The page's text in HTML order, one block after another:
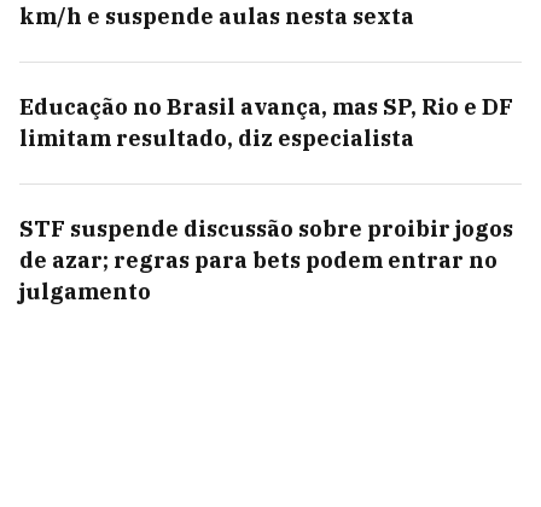
km/h e suspende aulas nesta sexta
Educação no Brasil avança, mas SP, Rio e DF
limitam resultado, diz especialista
STF suspende discussão sobre proibir jogos
de azar; regras para bets podem entrar no
julgamento